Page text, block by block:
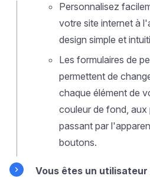
Personnalisez
votre site internet à
design simple et
Les formulaires de
permettent de
chaque élément de
couleur de fond,
passant par
boutons.
Vous êtes un